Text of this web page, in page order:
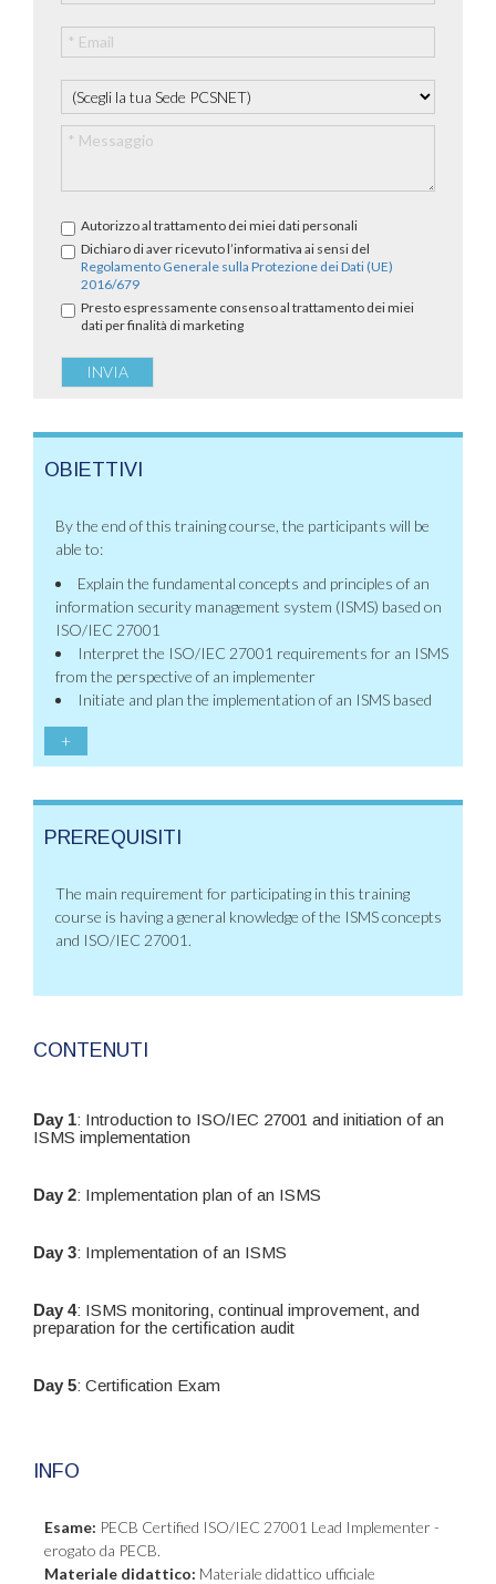
Autorizzo al trattamento dei miei dati personali
Dichiaro di aver ricevuto l’informativa ai sensi del
Regolamento Generale sulla Protezione dei Dati (UE)
2016/679
Presto espressamente consenso al trattamento dei miei
dati per finalità di marketing
OBIETTIVI
By the end of this training course, the participants will be
able to:
Explain the fundamental concepts and principles of an
information security management system (ISMS) based on
ISO/IEC 27001
Interpret the ISO/IEC 27001 requirements for an ISMS
from the perspective of an implementer
Initiate and plan the implementation of an ISMS based
+
PREREQUISITI
The main requirement for participating in this training
course is having a general knowledge of the ISMS concepts
and ISO/IEC 27001.
CONTENUTI
Day 1: Introduction to ISO/IEC 27001 and initiation of an
ISMS implementation
Day 2: Implementation plan of an ISMS
Day 3: Implementation of an ISMS
Day 4: ISMS monitoring, continual improvement, and
preparation for the certification audit
Day 5: Certification Exam
INFO
Esame: PECB Certified ISO/IEC 27001 Lead Implementer -
erogato da PECB.
Materiale didattico: Materiale didattico ufficiale